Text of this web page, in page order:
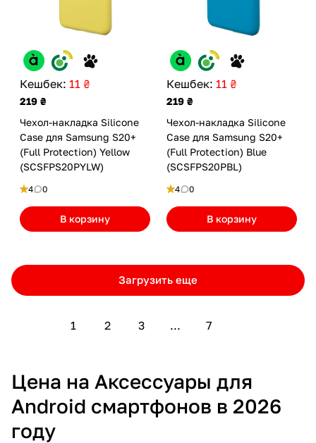
Кешбек: 11 ₴
219 ₴
Чехол-накладка Silicone
Case для Samsung S20+
(Full Protection) Yellow
(SCSFPS20PYLW)
4 0
В корзину
Кешбек: 11 ₴
219 ₴
Чехол-накладка Silicone
Case для Samsung S20+
(Full Protection) Blue
(SCSFPS20PBL)
4 0
В корзину
Загрузить еще
1 2 3 ... 7
Цена на Аксессуары для
Android смартфонов в 2026
году